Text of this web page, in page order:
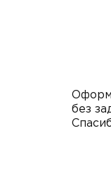
без